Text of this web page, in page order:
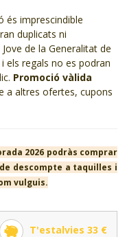
és imprescindible
duplicats ni
de la Generalitat de
els regals no es podran
Promoció vàlida
a altres ofertes, cupons
2026 podràs comprar
descompte a taquilles i
vulguis.
T'estalvies 33 €